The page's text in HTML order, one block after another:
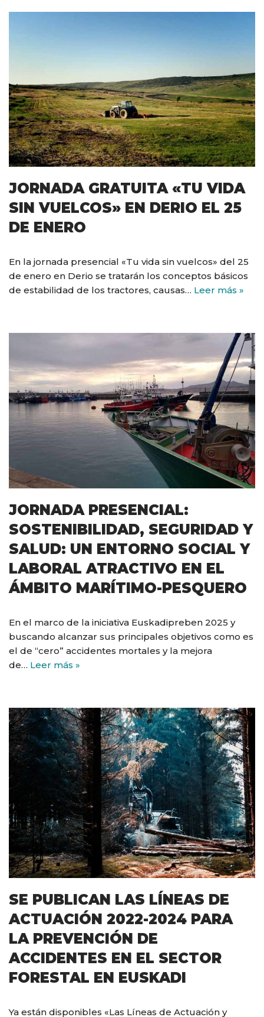
JORNADA GRATUITA «TU VIDA
SIN VUELCOS» EN DERIO EL 25
DE ENERO
En la jornada presencial «Tu vida sin vuelcos» del 25
de enero en Derio se tratarán los conceptos básicos
de estabilidad de los tractores, causas… Leer más »
JORNADA PRESENCIAL:
SOSTENIBILIDAD, SEGURIDAD Y
SALUD: UN ENTORNO SOCIAL Y
LABORAL ATRACTIVO EN EL
ÁMBITO MARÍTIMO-PESQUERO
En el marco de la iniciativa Euskadipreben 2025 y
buscando alcanzar sus principales objetivos como es
el de “cero” accidentes mortales y la mejora
de… Leer más »
SE PUBLICAN LAS LÍNEAS DE
ACTUACIÓN 2022-2024 PARA
LA PREVENCIÓN DE
ACCIDENTES EN EL SECTOR
FORESTAL EN EUSKADI
Ya están disponibles «Las Líneas de Actuación y